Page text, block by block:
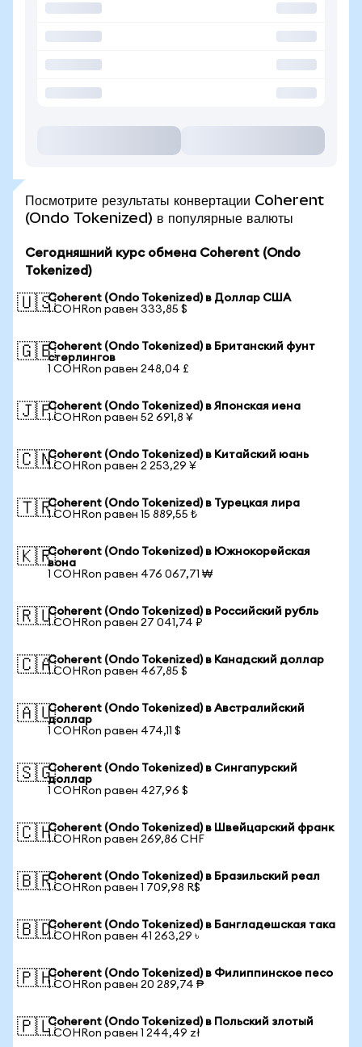
Посмотрите результаты конвертации Coherent
(Ondo Tokenized) в популярные валюты
Сегодняшний курс обмена Coherent (Ondo
Tokenized)
🇺🇸Coherent (Ondo Tokenized) в Доллар США
1 COHRon равен 333,85 $
🇬🇧Coherent (Ondo Tokenized) в Британский фунт
стерлингов
1 COHRon равен 248,04 £
🇯🇵Coherent (Ondo Tokenized) в Японская иена
1 COHRon равен 52 691,8 ¥
🇨🇳Coherent (Ondo Tokenized) в Китайский юань
1 COHRon равен 2 253,29 ¥
🇹🇷Coherent (Ondo Tokenized) в Турецкая лира
1 COHRon равен 15 889,55 ₺
🇰🇷Coherent (Ondo Tokenized) в Южнокорейская
вона
1 COHRon равен 476 067,71 ₩
🇷🇺Coherent (Ondo Tokenized) в Российский рубль
1 COHRon равен 27 041,74 ₽
🇨🇦Coherent (Ondo Tokenized) в Канадский доллар
1 COHRon равен 467,85 $
🇦🇺Coherent (Ondo Tokenized) в Австралийский
доллар
1 COHRon равен 474,11 $
🇸🇬Coherent (Ondo Tokenized) в Сингапурский
доллар
1 COHRon равен 427,96 $
🇨🇭Coherent (Ondo Tokenized) в Швейцарский франк
1 COHRon равен 269,86 CHF
🇧🇷Coherent (Ondo Tokenized) в Бразильский реал
1 COHRon равен 1 709,98 R$
🇧🇩Coherent (Ondo Tokenized) в Бангладешская така
1 COHRon равен 41 263,29 ৳
🇵🇭Coherent (Ondo Tokenized) в Филиппинское песо
1 COHRon равен 20 289,74 ₱
🇵🇱Coherent (Ondo Tokenized) в Польский злотый
1 COHRon равен 1 244,49 zł